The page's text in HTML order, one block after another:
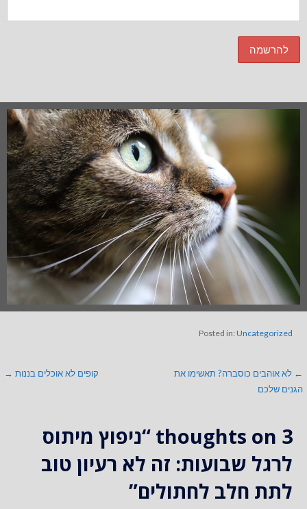
Posted in:Uncategorized
← לא אוהבים כוסברה? תאשימו את
הגנים שלכם
קופים לא אוכלים בננות →
3 thoughts on
“ניפוץ מיתוס
לרגל שבועות: זה לא רעיון טוב
לתת חלב לחתולים”